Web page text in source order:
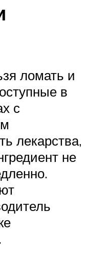
ломать и
в
с
лекарства,
не